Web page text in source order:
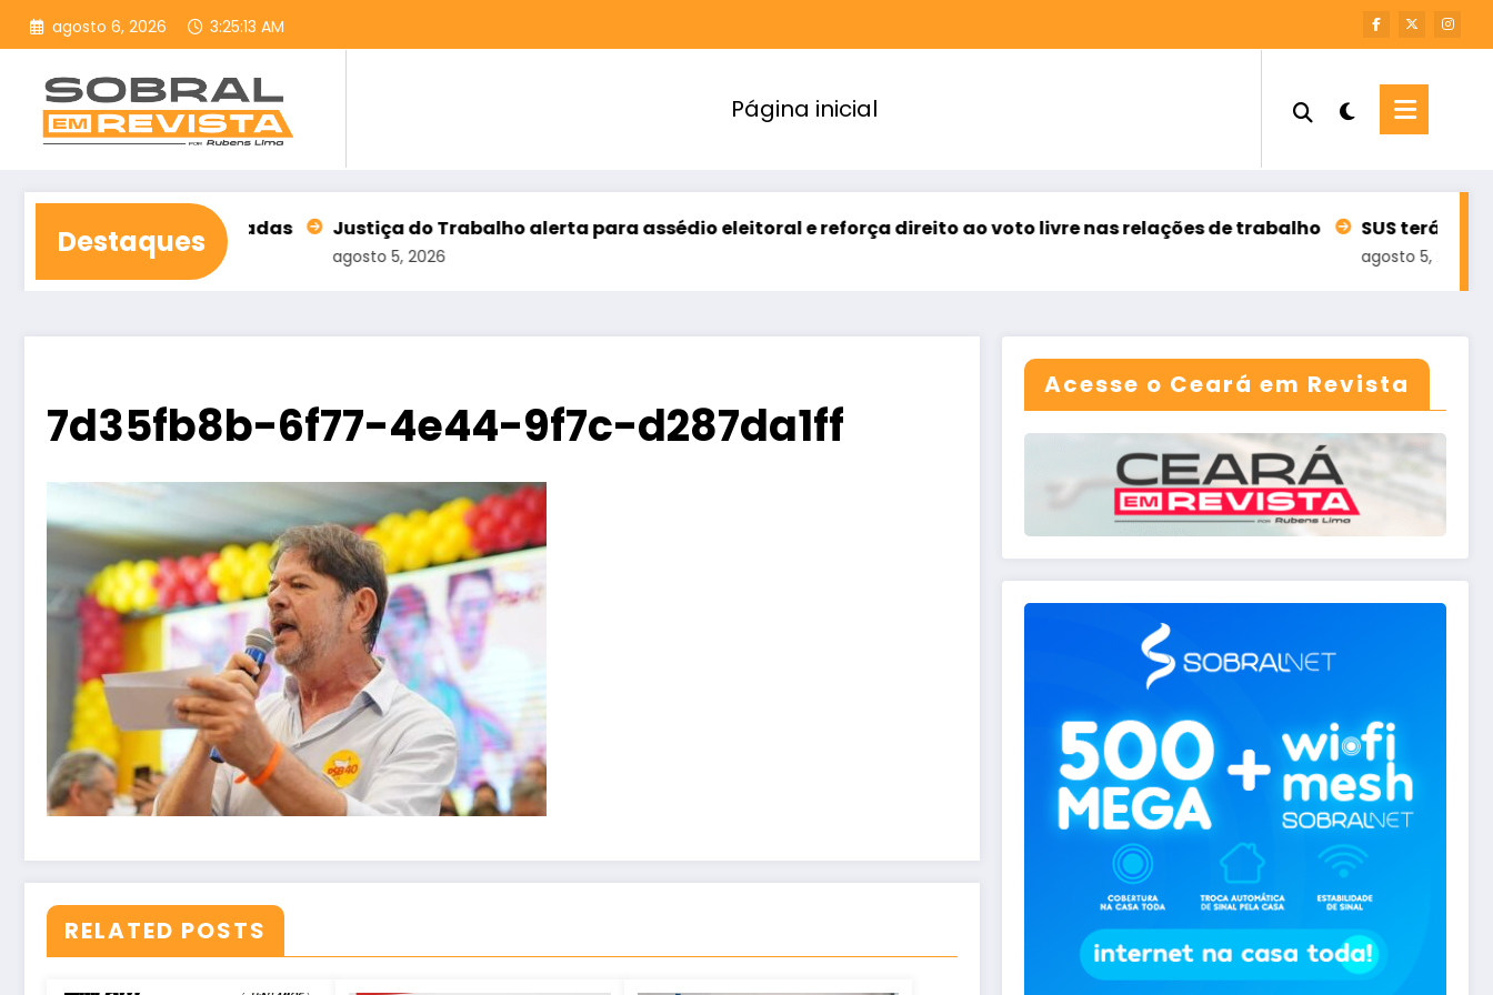
Pular
para
conteúdo
agosto 6, 2026 3:25:14 AM
Página inicial
Destaques
rejeitadas Justiça do Trabalho alerta para assédio eleitoral e reforça direito ao voto livre nas relações de trabalho
agosto 5, 2026
SUS terá 100 mil
7d35fb8b-6f77-4e44-9f7c-d287da1ff
RELATED POSTS
Acesse o Ceará em Revista